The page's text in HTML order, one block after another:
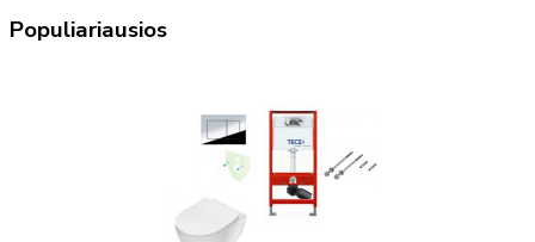
Populiariausios